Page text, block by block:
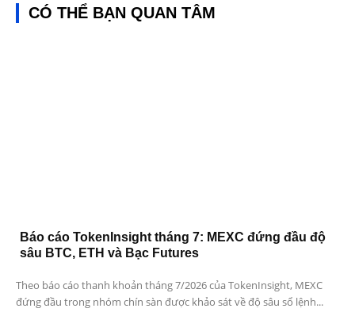
CÓ THỂ BẠN QUAN TÂM
Báo cáo TokenInsight tháng 7: MEXC đứng đầu độ
sâu BTC, ETH và Bạc Futures
Theo báo cáo thanh khoản tháng 7/2026 của TokenInsight, MEXC
đứng đầu trong nhóm chín sàn được khảo sát về độ sâu sổ lệnh...